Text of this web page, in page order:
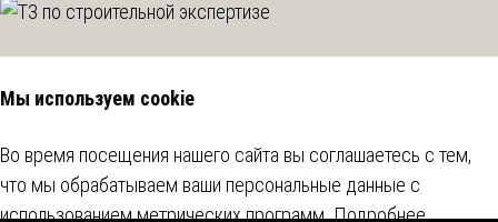
Мы используем cookie
Во время посещения нашего сайта вы соглашаетесь с тем,
что мы обрабатываем ваши персональные данные с
использованием метрических программ.Подробнее